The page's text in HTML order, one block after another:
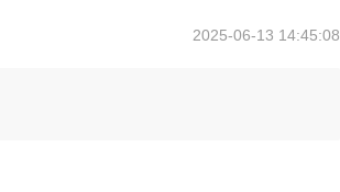
2025-06-13 14:45:08